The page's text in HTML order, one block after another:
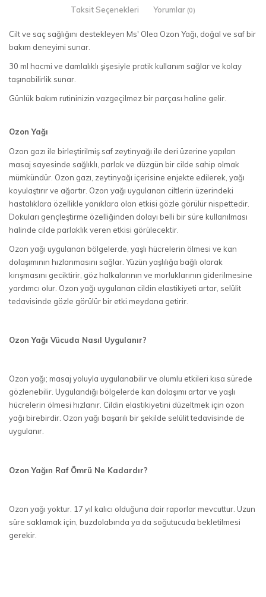
Taksit Seçenekleri Yorumlar (0)
Cilt ve saç sağlığını destekleyen Ms' Olea Ozon Yağı, doğal ve saf bir
bakım deneyimi sunar.
30 ml hacmi ve damlalıklı şişesiyle pratik kullanım sağlar ve kolay
taşınabilirlik sunar.
Günlük bakım rutininizin vazgeçilmez bir parçası haline gelir.
Ozon Yağı
Ozon gazı ile birleştirilmiş saf zeytinyağı ile deri üzerine yapılan
masaj sayesinde sağlıklı, parlak ve düzgün bir cilde sahip olmak
mümkündür. Ozon gazı, zeytinyağı içerisine enjekte edilerek, yağı
koyulaştırır ve ağartır. Ozon yağı uygulanan ciltlerin üzerindeki
hastalıklara özellikle yanıklara olan etkisi gözle görülür nispettedir.
Dokuları gençleştirme özelliğinden dolayı belli bir süre kullanılması
halinde cilde parlaklık veren etkisi görülecektir.
Ozon yağı uygulanan bölgelerde, yaşlı hücrelerin ölmesi ve kan
dolaşımının hızlanmasını sağlar. Yüzün yaşlılığa bağlı olarak
kırışmasını geciktirir, göz halkalarının ve morluklarının giderilmesine
yardımcı olur. Ozon yağı uygulanan cildin elastikiyeti artar, selülit
tedavisinde gözle görülür bir etki meydana getirir.
Ozon Yağı Vücuda Nasıl Uygulanır?
Ozon yağı; masaj yoluyla uygulanabilir ve olumlu etkileri kısa sürede
gözlenebilir. Uygulandığı bölgelerde kan dolaşımı artar ve yaşlı
hücrelerin ölmesi hızlanır. Cildin elastikiyetini düzeltmek için ozon
yağı birebirdir. Ozon yağı başarılı bir şekilde selülit tedavisinde de
uygulanır.
Ozon Yağın Raf Ömrü Ne Kadardır?
Ozon yağı yoktur. 17 yıl kalıcı olduğuna dair raporlar mevcuttur. Uzun
süre saklamak için, buzdolabında ya da soğutucuda bekletilmesi
gerekir.